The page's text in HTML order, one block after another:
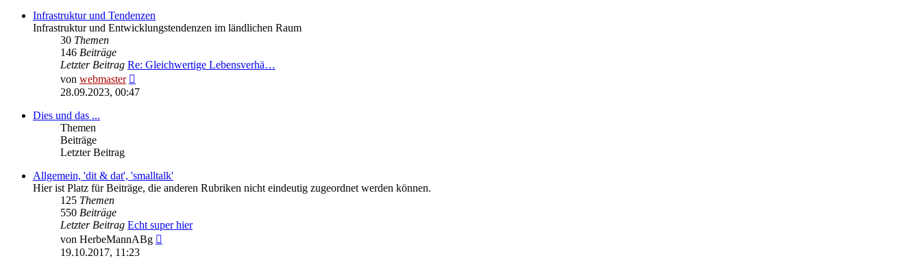
Infrastruktur und Tendenzen
Infrastruktur und Entwicklungstendenzen im ländlichen Raum
30 Themen
146 Beiträge
Letzter Beitrag Re: Gleichwertige Lebensverhä…
von webmaster
Beitrag
28.09.2023, 00:47
Dies und das ...
Themen
Beiträge
Letzter Beitrag
Allgemein, 'dit & dat', 'smalltalk'
Hier ist Platz für Beiträge, die anderen Rubriken nicht eindeutig zugeordnet werden können.
125 Themen
550 Beiträge
Letzter Beitrag Echt super hier
von HerbeMannABg
19.10.2017, 11:23